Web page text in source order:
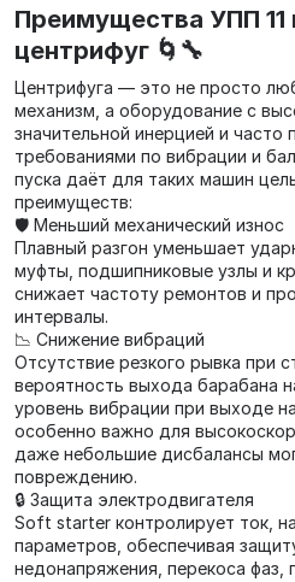
Преимущества УПП 11
центрифуг 🌀🔧
Центрифуга — это не просто
механизм, а оборудование с
значительной инерцией и
требованиями по вибрации и
пуска даёт для таких машин
преимуществ:
🛡 Меньший механический износ
Плавный разгон уменьшает
муфты, подшипниковые узлы и
снижает частоту ремонтов и
интервалы.
📉 Снижение вибраций
Отсутствие резкого рывка при
вероятность выхода барабана
уровень вибрации при выходе
особенно важно для
даже небольшие дисбалансы
повреждению.
🔒 Защита электродвигателя
Soft starter контролирует ток,
параметров, обеспечивая
недонапряжения, перекоса фаз,